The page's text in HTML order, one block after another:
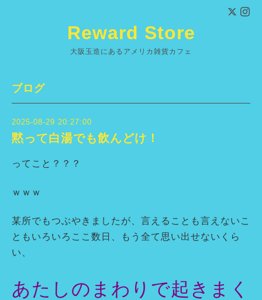
Reward Store
大阪玉造にあるアメリカ雑貨カフェ
ブログ
2025-08-29 20:27:00
黙って白湯でも飲んどけ！
ってこと？？？
ｗｗｗ
某所でもつぶやきましたが、言えることも言えないこ
ともいろいろここ数日、もう全て思い出せないくら
い、
あたしのまわりで起きまく